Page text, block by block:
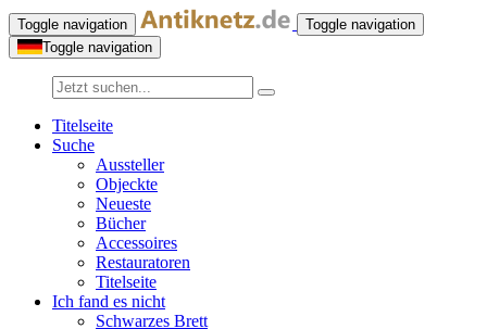
Toggle navigation
Toggle navigation
Toggle navigation
Titelseite
Suche
Aussteller
Objeckte
Neueste
Bücher
Accessoires
Restauratoren
Titelseite
Ich fand es nicht
Schwarzes Brett